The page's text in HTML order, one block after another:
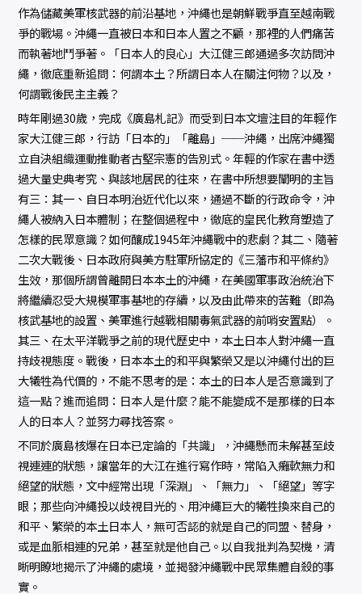
作為儲藏美軍核武器的前沿基地，沖繩也是朝鮮戰爭直至越南戰
爭的戰場。沖繩一直被日本和日本人置之不顧，那裡的人們痛苦
而執著地鬥爭著。「日本人的良心」大江健三郎通過多次訪問沖
繩，徹底重新追問：何謂本土？所謂日本人在關注何物？以及，
何謂戰後民主主義？
時年剛過30歲，完成《廣島札記》而受到日本文壇注目的年輕作
家大江健三郎，行訪「日本的」「離島」──沖繩，出席沖繩獨
立自決組織運動推動者古堅宗憲的告別式。年輕的作家在書中透
過大量史典考究、與該地居民的往來，在書中所想要闡明的主旨
有三：其一、自日本明治近代化以來，通過不斷的行政命令，沖
繩人被納入日本體制；在整個過程中，徹底的皇民化教育塑造了
怎樣的民眾意識？如何釀成1945年沖繩戰中的悲劇？其二、隨著
二次大戰後、日本政府與美方駐軍所協定的《三藩市和平條約》
生效，那個所謂曾離開日本本土的沖繩，在美國軍事政治統治下
將繼續忍受大規模軍事基地的存續，以及由此帶來的苦難（即為
核武基地的設置、美軍進行越戰相關毒氣武器的前哨安置點）。
其三、在太平洋戰爭之前的現代歷史中，本土日本人對沖繩一直
持歧視態度。戰後，日本本土的和平與繁榮又是以沖繩付出的巨
大犧牲為代價的，不能不思考的是：本土的日本人是否意識到了
這一點？進而追問：日本人是什麼？能不能變成不是那樣的日本
人的日本人？並努力尋找答案。
不同於廣島核爆在日本已定論的「共識」，沖繩懸而未解甚至歧
視連連的狀態，讓當年的大江在進行寫作時，常陷入癱軟無力和
絕望的狀態，文中經常出現「深淵」、「無力」、「絕望」等字
眼；那些向沖繩投以歧視目光的、用沖繩巨大的犧牲換來自己的
和平、繁榮的本土日本人，無可否認的就是自己的同盟、替身，
或是血脈相連的兄弟，甚至就是他自己。以自我批判為契機，清
晰明瞭地揭示了沖繩的處境，並揭發沖繩戰中民眾集體自殺的事
實。